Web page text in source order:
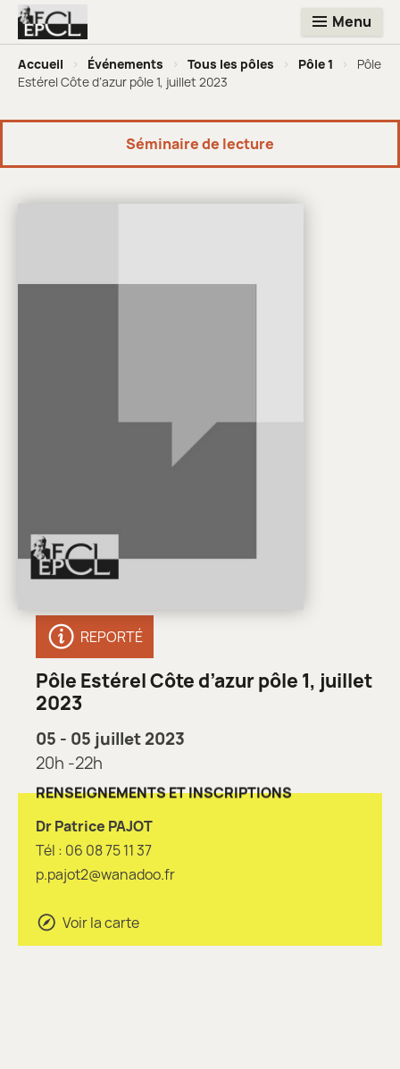
Menu
Accueil > Événements > Tous les pôles > Pôle 1 >
Pôle
Estérel Côte d’azur pôle 1, juillet 2023
Séminaire de lecture
REPORTÉ
Pôle Estérel Côte d’azur pôle 1, juillet
2023
05 - 05 juillet 2023
20h -22h
RENSEIGNEMENTS ET INSCRIPTIONS
Dr Patrice PAJOT
Tél : 06 08 75 11 37
p.pajot2@wanadoo.fr
Voir la carte